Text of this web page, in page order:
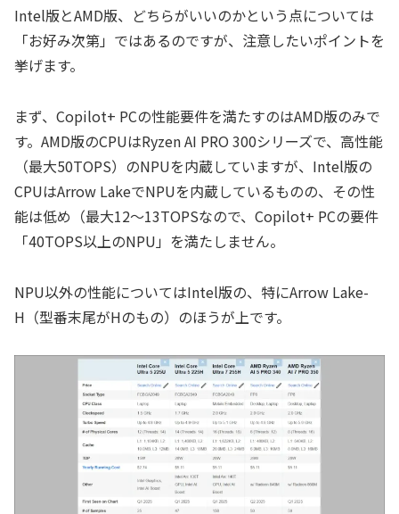
Intel版とAMD版、どちらがいいのかという点については
「お好み次第」ではあるのですが、注意したいポイントを
挙げます。
まず、Copilot+ PCの性能要件を満たすのはAMD版のみで
す。AMD版のCPUはRyzen AI PRO 300シリーズで、高性能
（最大50TOPS）のNPUを内蔵していますが、Intel版の
CPUはArrow LakeでNPUを内蔵しているものの、その性
能は低め（最大12～13TOPSなので、Copilot+ PCの要件
「40TOPS以上のNPU」を満たしません。
NPU以外の性能についてはIntel版の、特にArrow Lake-
H（型番末尾がHのもの）のほうが上です。